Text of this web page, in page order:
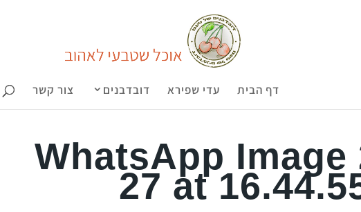
דף הבית עדי שפירא דובדבנים צור קשר
WhatsApp Image
27 at